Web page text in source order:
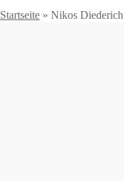
Startseite » Nikos Diederich